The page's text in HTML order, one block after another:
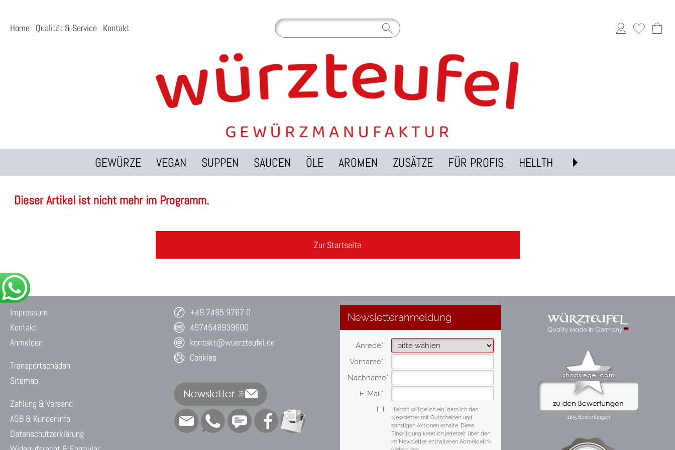
Home Qualität & Service Kontakt
GEWÜRZE VEGAN SUPPEN SAUCEN ÖLE AROMEN ZUSÄTZE FÜR PROFIS HELLTH
Dieser Artikel ist nicht mehr im Programm.
Zur Startseite
Impressum
Kontakt
Anmelden
Transportschäden
Sitemap
Zahlung & Versand
AGB & Kundeninfo
Datenschutzerklärung
+49 7485 9767 0
4974548939600
kontakt@wuerzteufel.de
Cookies